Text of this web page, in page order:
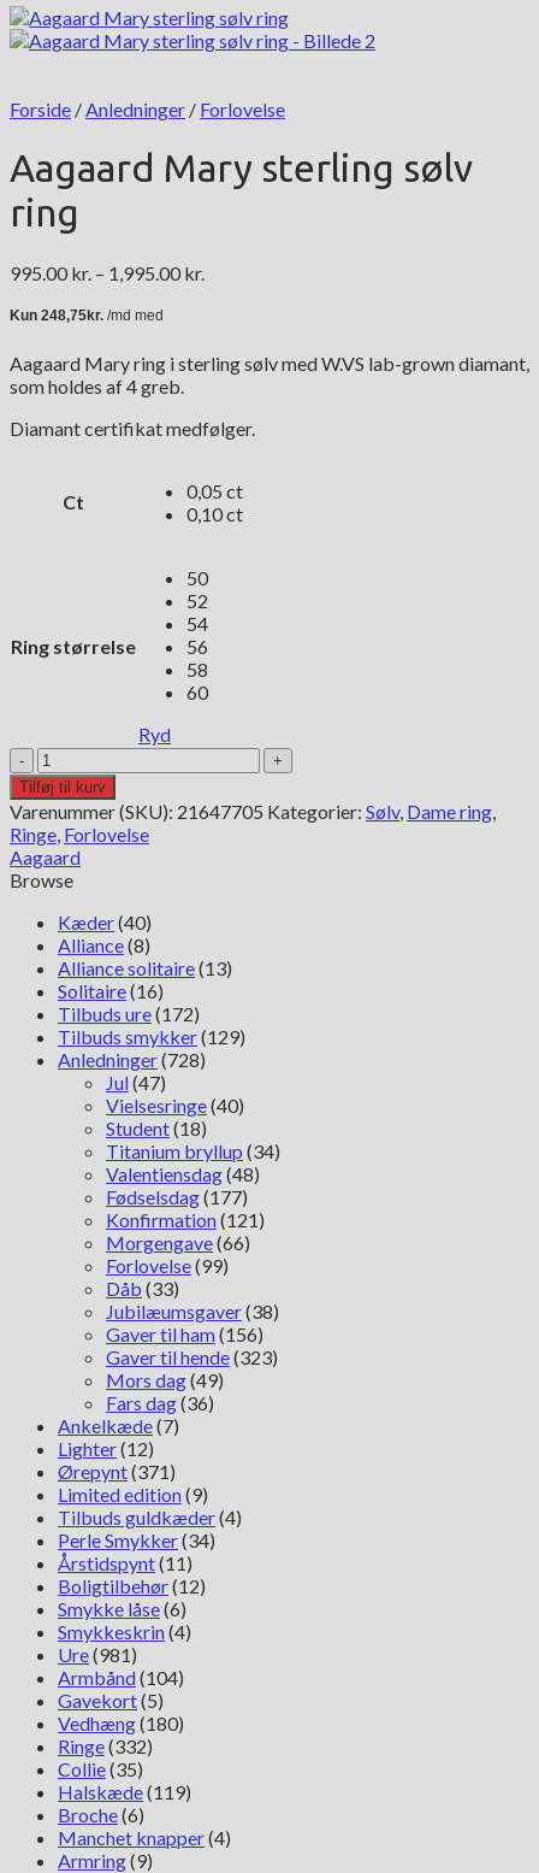
Forside /Anledninger / Forlovelse
Aagaard Mary sterling sølv
ring
995.00 kr. – 1,995.00 kr.
Aagaard Mary ring i sterling sølv med W.VS lab-grown diamant,
som holdes af 4 greb.
Diamant certifikat medfølger.
Ct
0,05 ct
0,10 ct
Ring størrelse
50
52
54
56
58
60
Ryd
Aagaard
Mary
sterling
sølv
ring
antal
Tilføj til kurv
Varenummer (SKU): 21647705 Kategorier: Sølv, Dame ring,
Ringe, Forlovelse
Aagaard
Browse
Kæder(40)
Alliance(8)
Alliance solitaire(13)
Solitaire(16)
Tilbuds ure(172)
Tilbuds smykker(129)
Anledninger(728)
Jul(47)
Vielsesringe(40)
Student(18)
Titanium bryllup (34)
Valentiensdag(48)
Fødselsdag(177)
Konfirmation(121)
Morgengave(66)
Forlovelse(99)
Dåb (33)
Jubilæumsgaver(38)
Gaver til ham(156)
Gaver til hende(323)
Mors dag(49)
Fars dag(36)
Ankelkæde(7)
Lighter(12)
Ørepynt(371)
Limited edition(9)
Tilbuds guldkæder(4)
Perle Smykker(34)
Årstidspynt(11)
Boligtilbehør(12)
Smykke låse(6)
Smykkeskrin(4)
Ure(981)
Armbånd(104)
Gavekort(5)
Vedhæng(180)
Ringe(332)
Collie(35)
Halskæde(119)
Broche(6)
Manchet knapper(4)
Armring(9)